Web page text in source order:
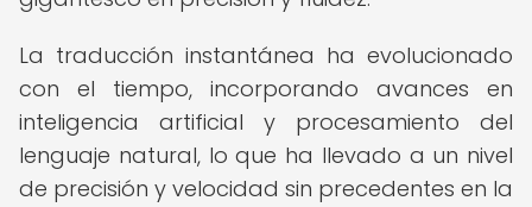
La traducción instantánea ha evolucionado
con el tiempo, incorporando avances en
inteligencia artificial y procesamiento del
lenguaje natural, lo que ha llevado a un nivel
de precisión y velocidad sin precedentes en la